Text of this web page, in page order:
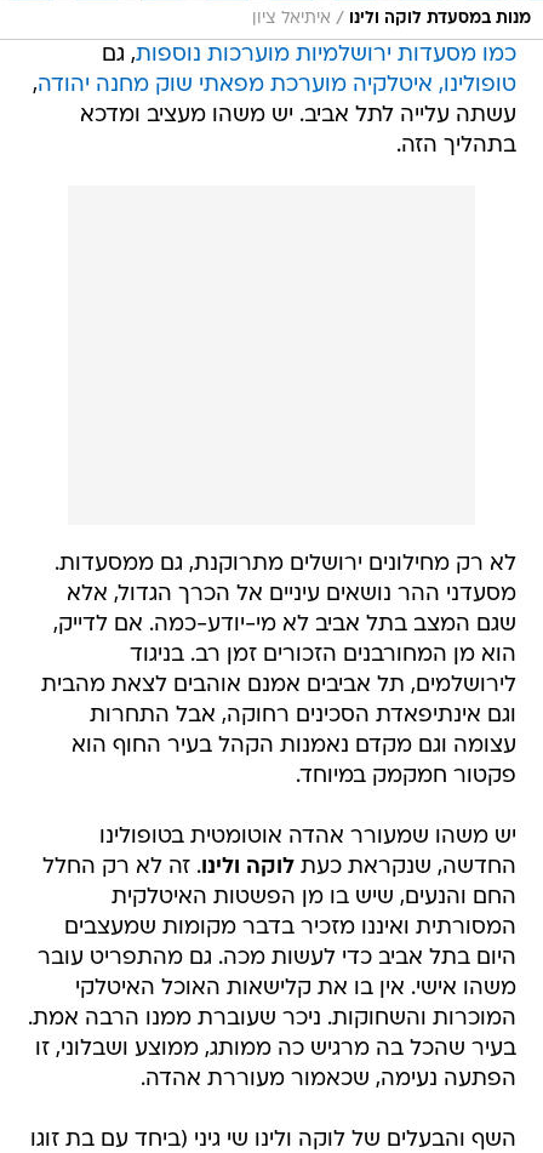
מנות במסעדת לוקה ולינו / איתיאל ציון
כמו מסעדות ירושלמיות מוערכות נוספות, גם
טופולינו, איטלקיה מוערכת מפאתי שוק מחנה יהודה,
עשתה עלייה לתל אביב. יש משהו מעציב ומדכא
בתהליך הזה.
לא רק מחילונים ירושלים מתרוקנת, גם ממסעדות.
מסעדני ההר נושאים עיניים אל הכרך הגדול, אלא
שגם המצב בתל אביב לא מי-יודע-כמה. אם לדייק,
הוא מן המחורבנים הזכורים זמן רב. בניגוד
לירושלמים, תל אביבים אמנם אוהבים לצאת מהבית
וגם אינתיפאדת הסכינים רחוקה, אבל התחרות
עצומה וגם מקדם נאמנות הקהל בעיר החוף הוא
פקטור חמקמק במיוחד.
יש משהו שמעורר אהדה אוטומטית בטופולינו
החדשה, שנקראת כעתלוקה ולינו. זה לא רק החלל
החם והנעים, שיש בו מן הפשטות האיטלקית
המסורתית ואיננו מזכיר בדבר מקומות שמעצבים
היום בתל אביב כדי לעשות מכה. גם מהתפריט עובר
משהו אישי. אין בו את קלישאות האוכל האיטלקי
המוכרות והשחוקות. ניכר שעוברת ממנו הרבה אמת.
בעיר שהכל בה מרגיש כה ממותג, ממוצע ושבלוני, זו
הפתעה נעימה, שכאמור מעוררת אהדה.
השף והבעלים של לוקה ולינו שי גיני (ביחד עם בת זוגו